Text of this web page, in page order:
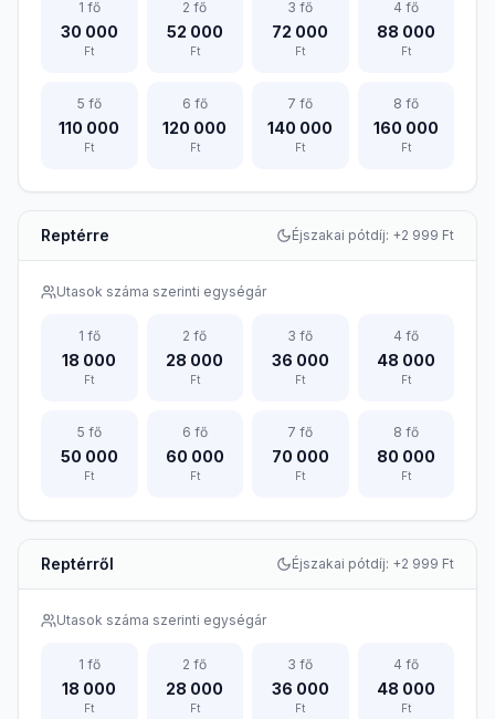
1 fő
30 000
Ft
2 fő
52 000
Ft
3 fő
72 000
Ft
4 fő
88 000
Ft
5 fő
110 000
Ft
6 fő
120 000
Ft
7 fő
140 000
Ft
8 fő
160 000
Ft
Reptérre Éjszakai pótdíj: +2 999 Ft
Utasok száma szerinti egységár
1 fő
18 000
Ft
2 fő
28 000
Ft
3 fő
36 000
Ft
4 fő
48 000
Ft
5 fő
50 000
Ft
6 fő
60 000
Ft
7 fő
70 000
Ft
8 fő
80 000
Ft
Reptérről Éjszakai pótdíj: +2 999 Ft
Utasok száma szerinti egységár
1 fő
18 000
Ft
2 fő
28 000
Ft
3 fő
36 000
Ft
4 fő
48 000
Ft